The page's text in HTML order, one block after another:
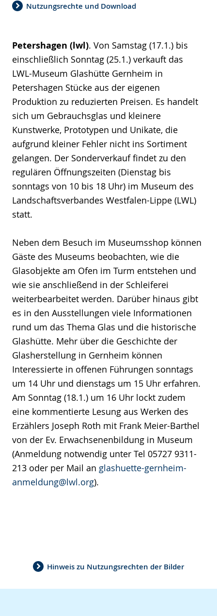
Nutzungsrechte und Download
Petershagen (lwl). Von Samstag (17.1.) bis
einschließlich Sonntag (25.1.) verkauft das
LWL-Museum Glashütte Gernheim in
Petershagen Stücke aus der eigenen
Produktion zu reduzierten Preisen. Es handelt
sich um Gebrauchsglas und kleinere
Kunstwerke, Prototypen und Unikate, die
aufgrund kleiner Fehler nicht ins Sortiment
gelangen. Der Sonderverkauf findet zu den
regulären Öffnungszeiten (Dienstag bis
sonntags von 10 bis 18 Uhr) im Museum des
Landschaftsverbandes Westfalen-Lippe (LWL)
statt.
Neben dem Besuch im Museumsshop können
Gäste des Museums beobachten, wie die
Glasobjekte am Ofen im Turm entstehen und
wie sie anschließend in der Schleiferei
weiterbearbeitet werden. Darüber hinaus gibt
es in den Ausstellungen viele Informationen
rund um das Thema Glas und die historische
Glashütte. Mehr über die Geschichte der
Glasherstellung in Gernheim können
Interessierte in offenen Führungen sonntags
um 14 Uhr und dienstags um 15 Uhr erfahren.
Am Sonntag (18.1.) um 16 Uhr lockt zudem
eine kommentierte Lesung aus Werken des
Erzählers Joseph Roth mit Frank Meier-Barthel
von der Ev. Erwachsenenbildung in Museum
(Anmeldung notwendig unter Tel 05727 9311-
213 oder per Mail an glashuette-gernheim-
anmeldung@lwl.org).
Hinweis zu Nutzungsrechten der Bilder